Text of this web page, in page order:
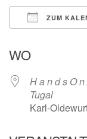
ZUM
WO
H a n d s O
Tugal
Karl-